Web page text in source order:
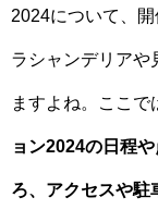
2024について、
ラシャンデリアや
ますよね。ここで
ョン2024の日程
ろ、アクセスや駐